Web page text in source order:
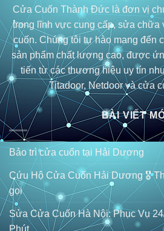
Cửa Cuốn Thành Đức là đơn vị
trong lĩnh vực cung cấp, sửa chữa
cuốn. Chúng tôi tự hào mang đến
sản phẩm chất lượng cao, được
tiến từ các thương hiệu uy tín
Titadoor, Netdoor và cửa
BÀI VIẾT
Bảo trì cửa cuốn tại Hải Dương
Cứu Hộ Cửa Cuốn Hải Dương 🎖️
gọi
Sửa Cửa Cuốn Hà Nội: Phục Vụ
Phút